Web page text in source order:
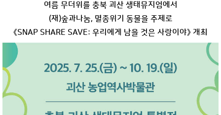
여름 무더위를 충북 괴산 생태뮤지엄에서
(재 )숲과나눔, 멸종위기 동물을 주제로
《SNAP SHARE SAVE: 우리에게 남을 것은 사랑이야》 개최